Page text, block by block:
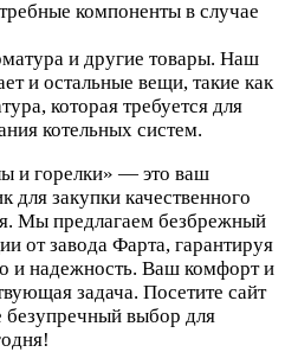
компоненты в случае
и другие товары. Наш
и остальные вещи, такие как
которая требуется для
котельных систем.
и горелки» — это ваш
для закупки качественного
Мы предлагаем безбрежный
от завода Фарта, гарантируя
и надежность. Ваш комфорт и
задача. Посетите сайт
безупречный выбор для